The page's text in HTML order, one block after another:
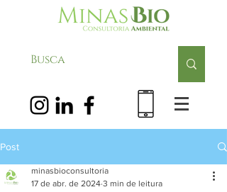
Post
minasbioconsultoria
17 de abr. de 2024 3 min de leitura